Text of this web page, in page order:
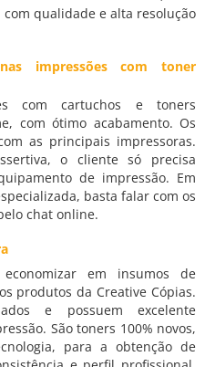
qualidade e alta resolução
impressões com toner
com cartuchos e toners
com ótimo acabamento. Os
as principais impressoras.
o cliente só precisa
de impressão. Em
basta falar com os
chat online.
em insumos de
produtos da Creative Cópias.
e possuem excelente
São toners 100% novos,
para a obtenção de